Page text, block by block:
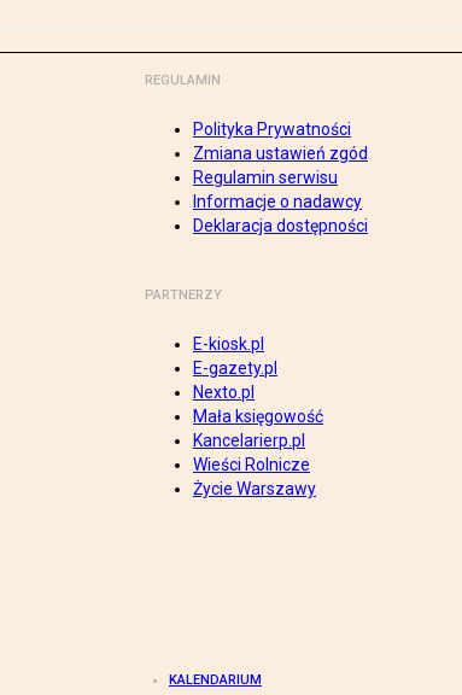
REGULAMIN
Polityka Prywatności
Zmiana ustawień zgód
Regulamin serwisu
Informacje o nadawcy
Deklaracja dostępności
PARTNERZY
E-kiosk.pl
E-gazety.pl
Nexto.pl
Mała księgowość
Kancelarierp.pl
Wieści Rolnicze
Życie Warszawy
KALENDARIUM